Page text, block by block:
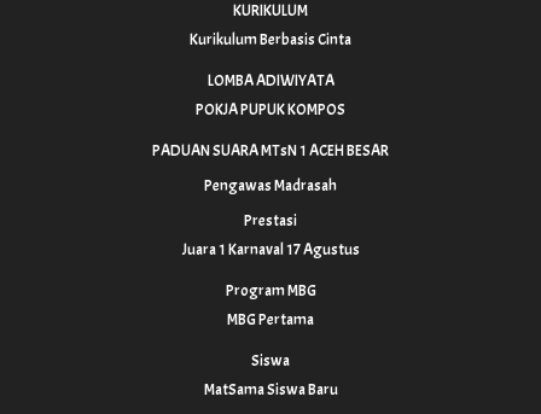
KURIKULUM
Kurikulum Berbasis Cinta
LOMBA ADIWIYATA
POKJA PUPUK KOMPOS
PADUAN SUARA MTsN 1 ACEH BESAR
Pengawas Madrasah
Prestasi
Juara 1 Karnaval 17 Agustus
Program MBG
MBG Pertama
Siswa
MatSama Siswa Baru